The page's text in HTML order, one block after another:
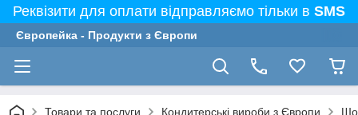
Реквізити для оплати відправляємо тільки в SMS
Європейка - Продукти з Європи
Товари та послуги Кондитерські вироби з Європи